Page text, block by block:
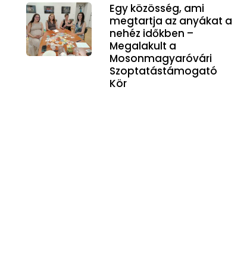
Egy közösség, ami
megtartja az anyákat a
nehéz időkben –
Megalakult a
Mosonmagyaróvári
Szoptatástámogató
Kör